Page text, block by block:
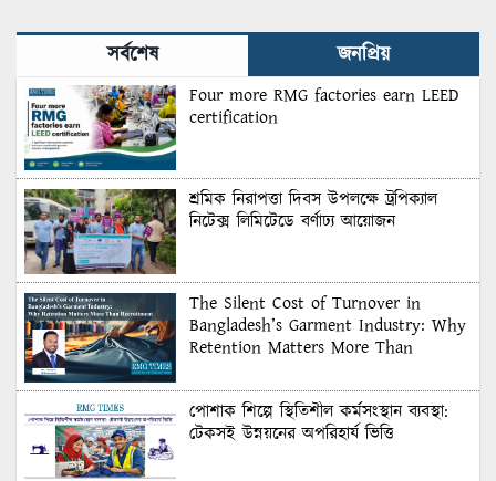
সর্বশেষ জনপ্রিয়
Four more RMG factories earn LEED
certification
শ্রমিক নিরাপত্তা দিবস উপলক্ষে ট্রপিক্যাল
নিটেক্স লিমিটেডে বর্ণাঢ্য আয়োজন
The Silent Cost of Turnover in
Bangladesh’s Garment Industry: Why
Retention Matters More Than
পোশাক শিল্পে স্থিতিশীল কর্মসংস্থান ব্যবস্থা:
টেকসই উন্নয়নের অপরিহার্য ভিত্তি